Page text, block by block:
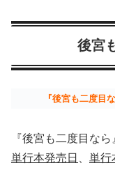
後宮
『後宮も二度目
『後宮も二度目なら
単行本発売日
単行